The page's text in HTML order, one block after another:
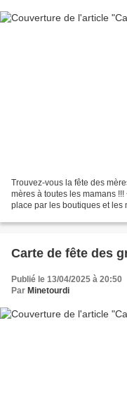
Trouvez-vous la fête des
mères à toutes les mamans
place par les boutiques et les
Carte de fête des
Publié le 13/04/2025 à 20:50
Par Minetourdi